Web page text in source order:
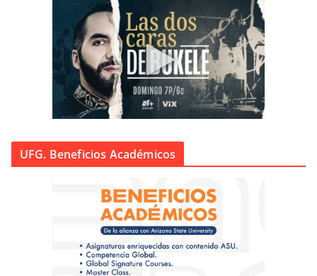
UFG. Beneficios Académicos